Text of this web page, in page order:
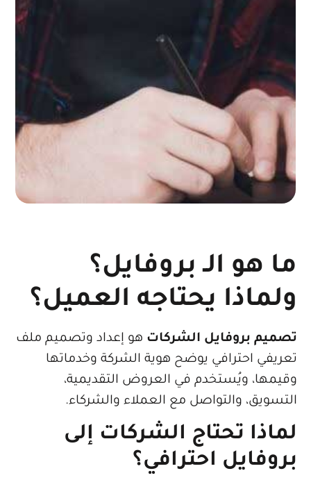
هو الـ بروفايل؟
يحتاجه العميل؟
بروفايل الشركاتهو إعداد وتصميم ملف
احترافي يوضح هوية الشركة وخدماتها
ويُستخدم في العروض التقديمية،
والتواصل مع العملاء والشركاء.
تحتاج الشركات إلى
احترافي؟